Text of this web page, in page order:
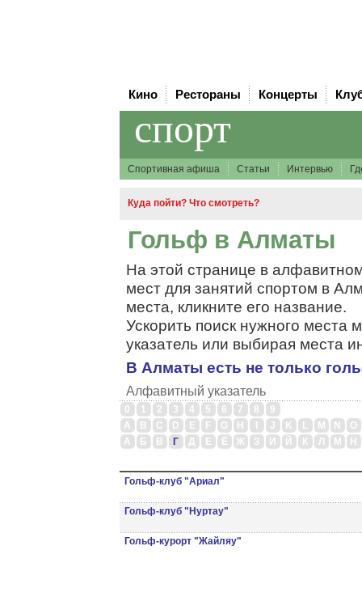
Кино Рестораны Концерты
спорт
Спортивная афиша Статьи Интервью
Куда пойти? Что смотреть?
Гольф в Алматы
На этой странице в
мест для занятий спортом в
места, кликните его название.
Ускорить поиск нужного
указатель или выбирая места
В Алматы есть не только
Алфавитный указатель
0 1 2 3 4 5 6 7 8
9
A
B C D E F G H J K L M N
O
А
Б В Г Д Е Ё Ж З И Й К Л М Н
Гольф-клуб "Ариал"
Гольф-клуб "Нуртау"
Гольф-курорт "Жайляу"